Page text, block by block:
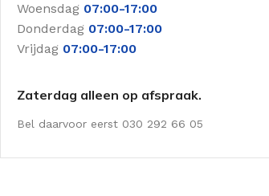
Woensdag 07:00-17:00
Donderdag 07:00-17:00
Vrijdag 07:00-17:00
Zaterdag alleen op afspraak.
Bel daarvoor eerst 030 292 66 05